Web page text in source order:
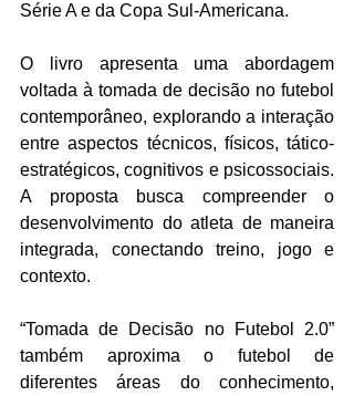
Série A e da Copa Sul-Americana.
O livro apresenta uma abordagem
voltada à tomada de decisão no futebol
contemporâneo, explorando a interação
entre aspectos técnicos, físicos, tático-
estratégicos, cognitivos e psicossociais.
A proposta busca compreender o
desenvolvimento do atleta de maneira
integrada, conectando treino, jogo e
contexto.
“Tomada de Decisão no Futebol 2.0”
também aproxima o futebol de
diferentes áreas do conhecimento,